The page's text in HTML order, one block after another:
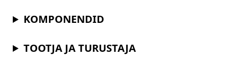
KOMPONENDID
TOOTJA JA TURUSTAJA